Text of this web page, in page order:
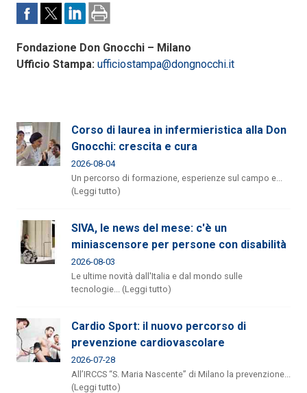
Fondazione Don Gnocchi – Milano
Ufficio Stampa: ufficiostampa@dongnocchi.it
Corso di laurea in infermieristica alla Don
Gnocchi: crescita e cura
2026-08-04
Un percorso di formazione, esperienze sul campo e...
(Leggi tutto)
SIVA, le news del mese: c'è un
miniascensore per persone con disabilità
2026-08-03
Le ultime novità dall'Italia e dal mondo sulle
tecnologie... (Leggi tutto)
Cardio Sport: il nuovo percorso di
prevenzione cardiovascolare
2026-07-28
All’IRCCS “S. Maria Nascente” di Milano la prevenzione...
(Leggi tutto)